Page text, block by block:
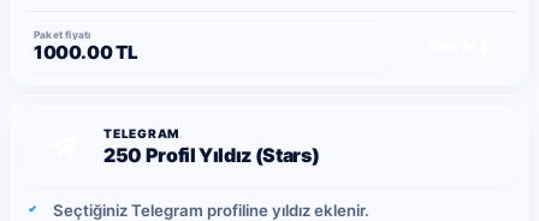
Paket fiyatı
1000.00 TL
TELEGRAM
250 Profil Yıldız (Stars)
Seçtiğiniz Telegram profiline yıldız eklenir.